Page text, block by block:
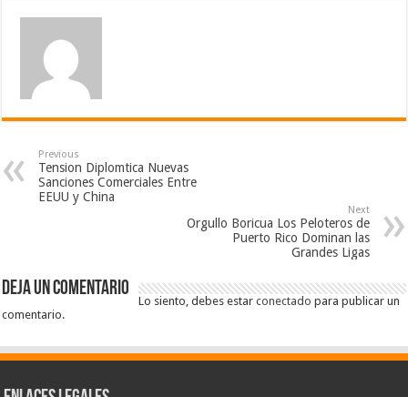
Previous
Tension Diplomtica Nuevas
Sanciones Comerciales Entre
EEUU y China
Next
Orgullo Boricua Los Peloteros de
Puerto Rico Dominan las
Grandes Ligas
Deja un comentario
Lo siento, debes estarconectado para publicar un
comentario.